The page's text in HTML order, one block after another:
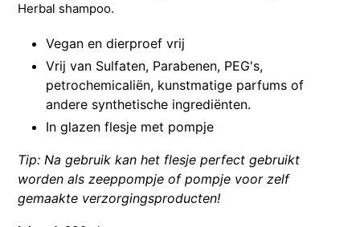
Herbal shampoo.
Vegan en dierproef vrij
Vrij van Sulfaten, Parabenen, PEG's,
petrochemicaliën, kunstmatige parfums of
andere synthetische ingrediënten.
In glazen flesje met pompje
Tip: Na gebruik kan het flesje perfect gebruikt
worden als zeeppompje of pompje voor zelf
gemaakte verzorgingsproducten!